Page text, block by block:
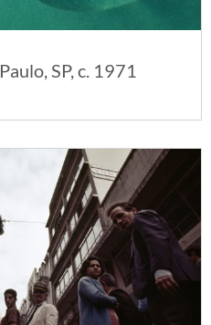
SP, c. 1971